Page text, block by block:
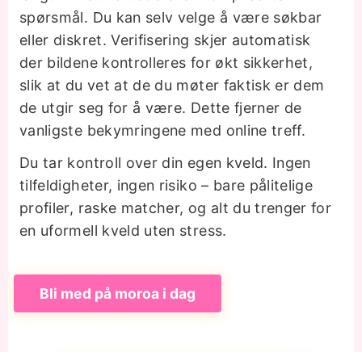
spørsmål. Du kan selv velge å være søkbar
eller diskret. Verifisering skjer automatisk
der bildene kontrolleres for økt sikkerhet,
slik at du vet at de du møter faktisk er dem
de utgir seg for å være. Dette fjerner de
vanligste bekymringene med online treff.
Du tar kontroll over din egen kveld. Ingen
tilfeldigheter, ingen risiko – bare pålitelige
profiler, raske matcher, og alt du trenger for
en uformell kveld uten stress.
Bli med på moroa i dag